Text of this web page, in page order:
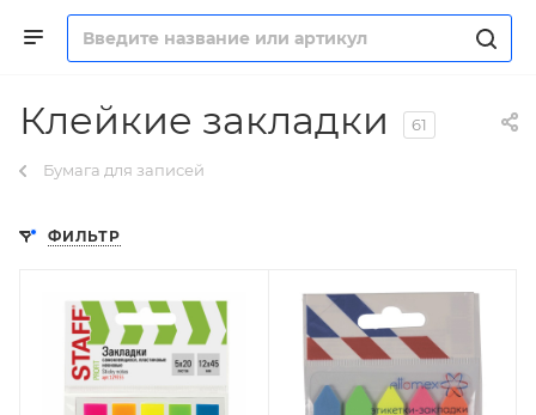
Клейкие закладки 61
Бумага для записей
ФИЛЬТР